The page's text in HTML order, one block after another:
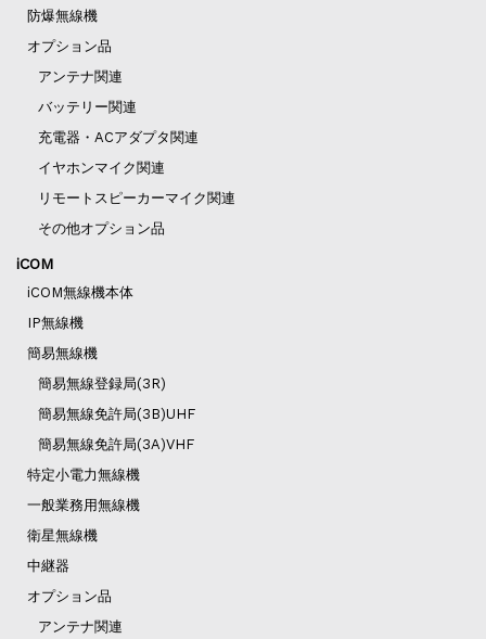
防爆無線機
オプション品
アンテナ関連
バッテリー関連
充電器・ACアダプタ関連
イヤホンマイク関連
リモートスピーカーマイク関連
その他オプション品
iCOM
iCOM無線機本体
IP無線機
簡易無線機
簡易無線登録局(3R)
簡易無線免許局(3B)UHF
簡易無線免許局(3A)VHF
特定小電力無線機
一般業務用無線機
衛星無線機
中継器
オプション品
アンテナ関連